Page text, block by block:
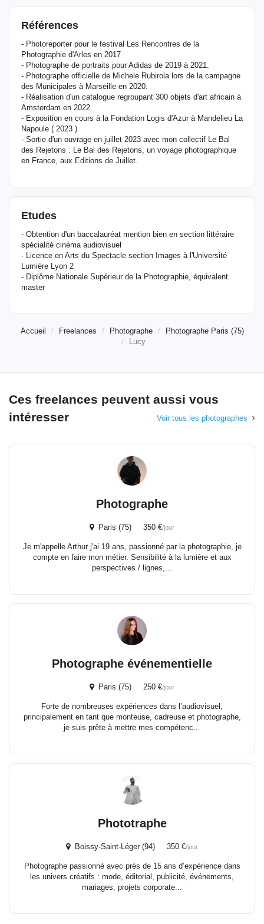
Références
- Photoreporter pour le festival Les Rencontres de la
Photographie d'Arles en 2017
- Photographe de portraits pour Adidas de 2019 à 2021.
- Photographe officielle de Michele Rubirola lors de la campagne
des Municipales à Marseille en 2020.
- Réalisation d'un catalogue regroupant 300 objets d'art africain à
Amsterdam en 2022
- Exposition en cours à la Fondation Logis d'Azur à Mandelieu La
Napoule ( 2023 )
- Sortie d'un ouvrage en juillet 2023 avec mon collectif Le Bal
des Rejetons : Le Bal des Rejetons, un voyage photographique
en France, aux Editions de Juillet.
Etudes
- Obtention d'un baccalauréat mention bien en section littéraire
spécialité cinéma audiovisuel
- Licence en Arts du Spectacle section Images à l'Université
Lumière Lyon 2
- Diplôme Nationale Supérieur de la Photographie, équivalent
master
Accueil Freelances Photographe
Photographe Paris (75)
Lucy
Ces freelances peuvent aussi vous
intéresser
Voir tous les photographes
Photographe
Paris (75) 350 €/jour
Je m'appelle Arthur j'ai 19 ans, passionné par la photographie, je
compte en faire mon métier. Sensibilité à la lumière et aux
perspectives / lignes,...
Photographe événementielle
Paris (75) 250 €/jour
Forte de nombreuses expériences dans l’audiovisuel,
principalement en tant que monteuse, cadreuse et photographe,
je suis prête à mettre mes compétenc...
Phototraphe
Boissy-Saint-Léger (94) 350 €/jour
Photographe passionné avec près de 15 ans d’expérience dans
les univers créatifs : mode, éditorial, publicité, événements,
mariages, projets corporate...